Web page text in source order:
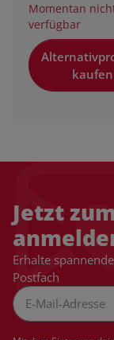
Momentan
verfügbar
kaufen
Jetzt
Erhalte
Postfach